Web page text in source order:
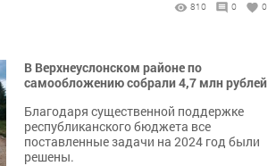
810 0 0
В Верхнеуслонском районе по
самообложению собрали 4,7 млн рублей
Благодаря существенной поддержке
республиканского бюджета все
поставленные задачи на 2024 год были
решены.